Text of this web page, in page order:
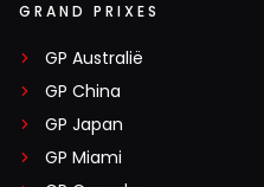
GRAND PRIXES
GP Australië
GP China
GP Japan
GP Miami